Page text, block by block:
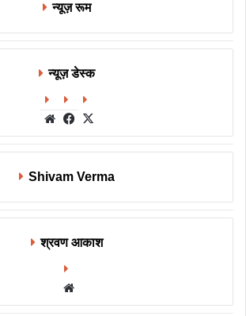
न्यूज़ रूम
न्यूज़ डेस्क
WebsiteFacebook
Shivam Verma
श्रवण आकाश